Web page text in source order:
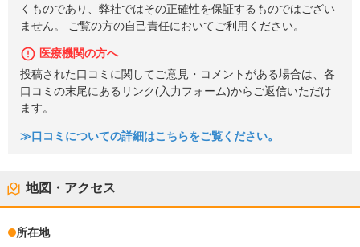
くものであり、弊社ではその正確性を保証するものではござい
ません。 ご覧の方の自己責任においてご利用ください。
医療機関の方へ
投稿された口コミに関してご意見・コメントがある場合は、各
口コミの末尾にあるリンク(入力フォーム)からご返信いただけ
ます。
≫口コミについての詳細はこちらをご覧ください。
地図・アクセス
所在地